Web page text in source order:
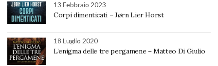
13 Febbraio 2023
Corpi dimenticati – Jørn Lier Horst
18 Luglio 2020
L’enigma delle tre pergamene – Matteo Di Giulio